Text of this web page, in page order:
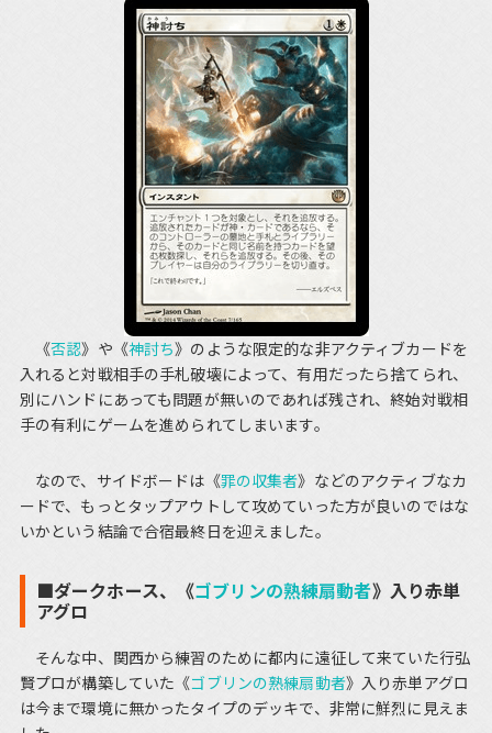
《否認》や《神討ち》のような限定的な非アクティブカードを
入れると対戦相手の手札破壊によって、有用だったら捨てられ、
別にハンドにあっても問題が無いのであれば残され、終始対戦相
手の有利にゲームを進められてしまいます。
なので、サイドボードは《罪の収集者》などのアクティブなカ
ードで、もっとタップアウトして攻めていった方が良いのではな
いかという結論で合宿最終日を迎えました。
■ダークホース、《ゴブリンの熟練扇動者》入り赤単
アグロ
そんな中、関西から練習のために都内に遠征して来ていた行弘
賢プロが構築していた《ゴブリンの熟練扇動者》入り赤単アグロ
は今まで環境に無かったタイプのデッキで、非常に鮮烈に見えま